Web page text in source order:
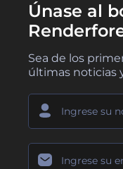
Únase al
Sea de los
últimas noticias